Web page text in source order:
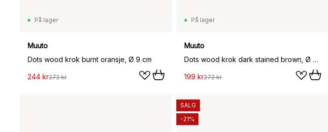
På lager
Muuto
Dots wood krok burnt oransje, Ø 9 cm
244 kr272 kr
På lager
Muuto
Dots wood krok dark stained brown, Ø 9 cm
199 kr272 kr
SALG
-21%